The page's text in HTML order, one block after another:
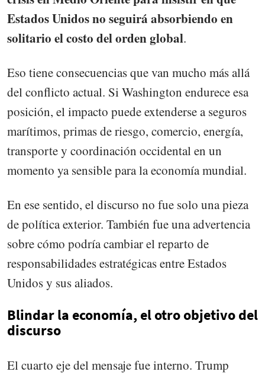
Estados Unidos no seguirá absorbiendo en
solitario el costo del orden global.
Eso tiene consecuencias que van mucho más allá
del conflicto actual. Si Washington endurece esa
posición, el impacto puede extenderse a seguros
marítimos, primas de riesgo, comercio, energía,
transporte y coordinación occidental en un
momento ya sensible para la economía mundial.
En ese sentido, el discurso no fue solo una pieza
de política exterior. También fue una advertencia
sobre cómo podría cambiar el reparto de
responsabilidades estratégicas entre Estados
Unidos y sus aliados.
Blindar la economía, el otro objetivo del
discurso
El cuarto eje del mensaje fue interno. Trump